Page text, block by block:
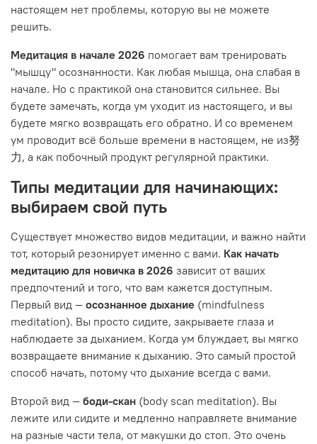
настоящем нет проблемы, которую вы не можете
решить.
Медитация в начале 2026 помогает вам тренировать
"мышцу" осознанности. Как любая мышца, она слабая в
начале. Но с практикой она становится сильнее. Вы
будете замечать, когда ум уходит из настоящего, и вы
будете мягко возвращать его обратно. И со временем
ум проводит всё больше времени в настоящем, не из努
力, а как побочный продукт регулярной практики.
Типы медитации для начинающих:
выбираем свой путь
Существует множество видов медитации, и важно найти
тот, который резонирует именно с вами. Как начать
медитацию для новичка в 2026 зависит от ваших
предпочтений и того, что вам кажется доступным.
Первый вид — осознанное дыхание (mindfulness
meditation). Вы просто сидите, закрываете глаза и
наблюдаете за дыханием. Когда ум блуждает, вы мягко
возвращаете внимание к дыханию. Это самый простой
способ начать, потому что дыхание всегда с вами.
Второй вид — боди-скан (body scan meditation). Вы
лежите или сидите и медленно направляете внимание
на разные части тела, от макушки до стоп. Это очень